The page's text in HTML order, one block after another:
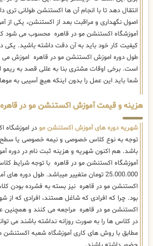
شما باید این عمل را بدون اینکه هیچ آسیبی به موها
هزینه و قیمت آموزش اکستنشن مو در
شهریه دوره های آموزش اکستنشن مو
در اموزشگاه
توجه به نوع کلاس خصوصی و نیمه خصوصی یا سطح
باشد. هم اکنون شهریه و هزینه ثبت نام در دوره
25.000.000 تومان متغییر میباشد. طول دوره
اکستنشن مو در قاهره نیز بسته به فشرده بودن
بود. چرا که افرادی که شاغل هستند، افرادی که از
اکستنشن مو در قاهره مراجعه می کنند و همچنین
در کلاس ها را به صورت روزانه نداشته باشند می
مطابق با روش های کاری آموزشگاه شعبه اکستنشن
حضور داشته باشند.
آموزش صفر تا صد اکستنشن مو در قاهره
دوره های اموزش صفر تا صد اکستنشن مو در
قاهره از پایه و بصورت صفر تا صد به هنرجو آموزش
های صفر تا صد اکستنشن مو در قاهره در اصل